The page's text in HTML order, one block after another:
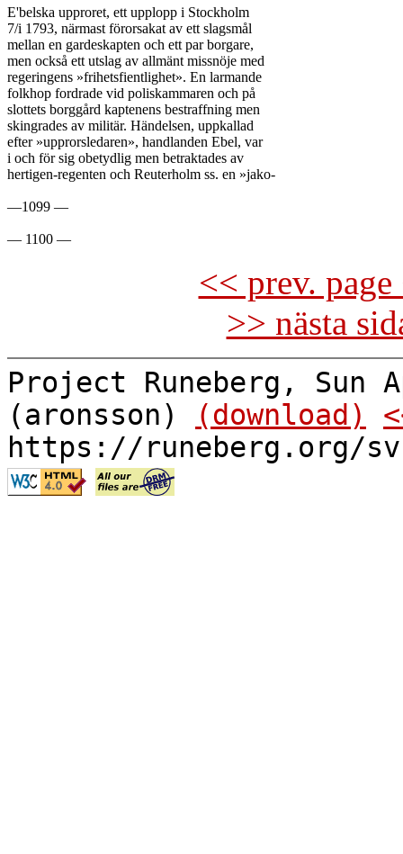
E'belska upproret, ett upplopp i Stockholm
7/i 1793, närmast förorsakat av ett slagsmål
mellan en gardeskapten och ett par borgare,
men också ett utslag av allmänt missnöje med
regeringens »frihetsfientlighet». En larmande
folkhop fordrade vid poliskammaren och på
slottets borggård kaptenens bestraffning men
skingrades av militär. Händelsen, uppkallad
efter »upprorsledaren», handlanden Ebel, var
i och för sig obetydlig men betraktades av
hertigen-regenten och Reuterholm ss. en »jako-
—1099 —
<< prev.
>> nästa
Project Runeberg, Sun
(aronsson)
(download)
https://runeberg.org/